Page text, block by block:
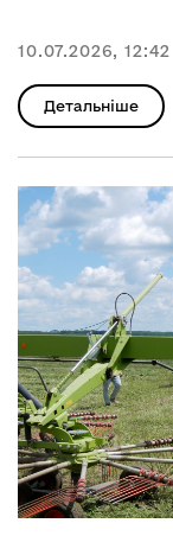
10.07.2026, 12:42
Детальніше